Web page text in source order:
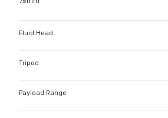
Fluid Head
Tripod
Payload Range